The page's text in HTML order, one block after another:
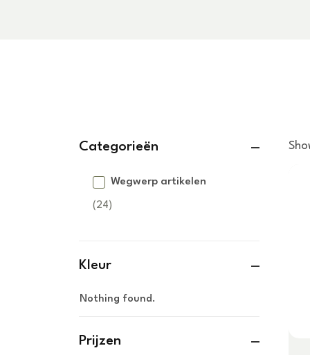
Categorieën
Wegwerp artikelen
(24)
(1)
Kleur
Nothing found.
Prijzen